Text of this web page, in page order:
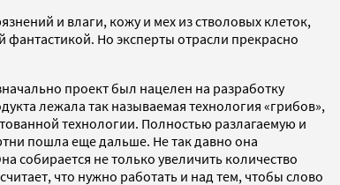
и влаги, кожу и мех из стволовых клеток,
Но эксперты отрасли прекрасно
проект был нацелен на разработку
лежала так называемая технология «грибов»,
технологии. Полностью разлагаемую и
пошла еще дальше. Не так давно она
собирается не только увеличить количество
что нужно работать и над тем, чтобы слово